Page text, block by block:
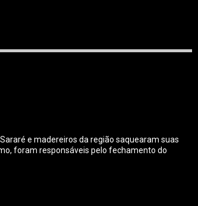
e madereiros da região saquearam suas
foram responsáveis pelo fechamento do